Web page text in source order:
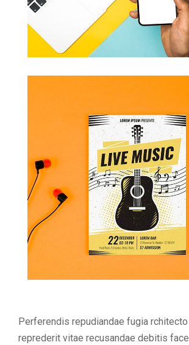
Perferendis repudiandae fugia
reprederit vitae recusandae debitis